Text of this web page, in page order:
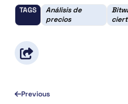
TAGS
Análisis de
precios
Previous